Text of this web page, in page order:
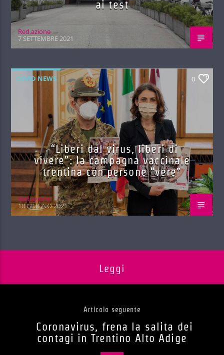
ai test
Red.azione
7 SETTEMBRE 2021
COVID NEWS 0
“Liberi dal virus, liberi di
vivere”: la campagna vaccinale
trentina con persone “vere”
Red.azione
10 GIUGNO 2021
Leggi
Articolo seguente
Coronavirus, frena la salita dei
contagi in Trentino Alto Adige